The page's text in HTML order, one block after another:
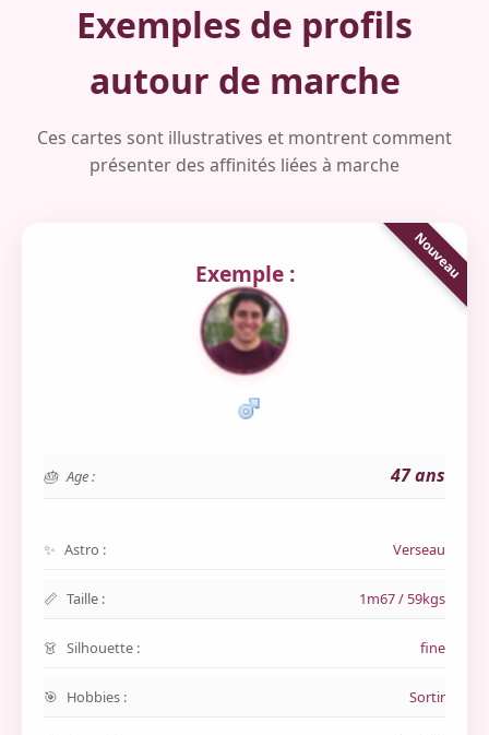
Exemples de profils
autour de marche
Ces cartes sont illustratives et montrent comment
présenter des affinités liées à marche
Exemple :
Age : 47 ans
Astro : Verseau
Taille : 1m67 / 59kgs
Silhouette : fine
Hobbies : Sortir